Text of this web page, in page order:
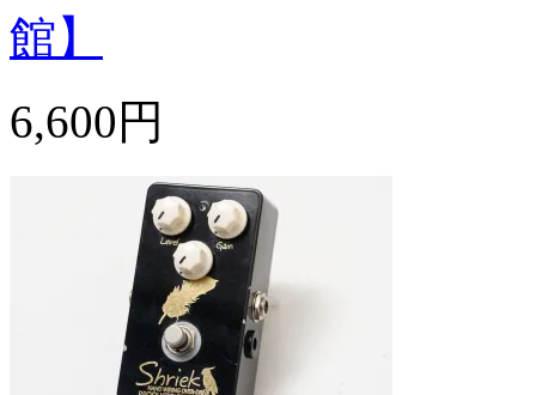
館】
6,600円